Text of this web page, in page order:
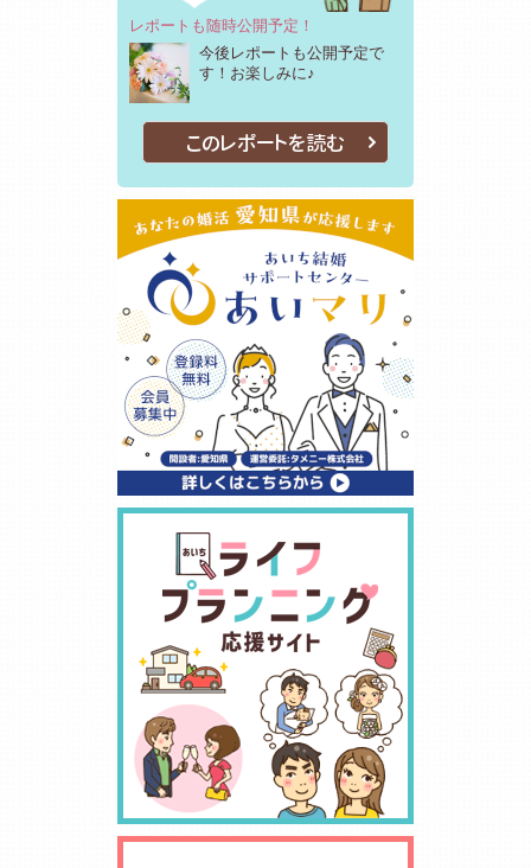
レポートも随時公開予定！
今後レポートも公開予定で
す！お楽しみに♪
このレポートを読む